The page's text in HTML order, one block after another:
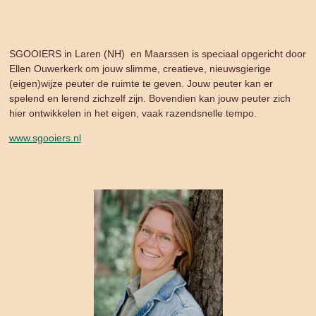
SGOOIERS in Laren (NH) en Maarssen is speciaal opgericht door
Ellen Ouwerkerk om jouw slimme, creatieve, nieuwsgierige
(eigen)wijze peuter de ruimte te geven. Jouw peuter kan er
spelend en lerend zichzelf zijn. Bovendien kan jouw peuter zich
hier ontwikkelen in het eigen, vaak razendsnelle tempo.
www.sgooiers.nl